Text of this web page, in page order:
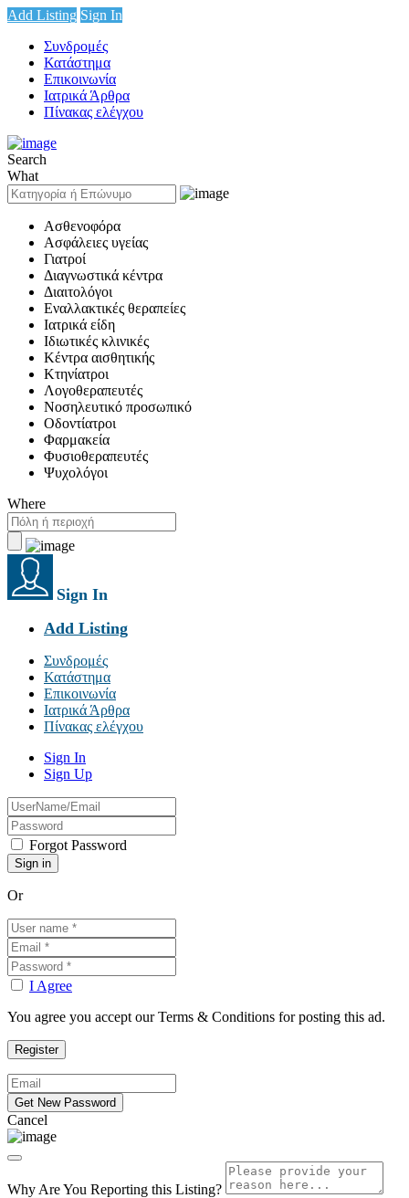
Add Listing Sign In
Συνδρομές
Κατάστημα
Επικοινωνία
Ιατρικά Άρθρα
Πίνακας ελέγχου
Search
What
Ασθενοφόρα
Ασφάλειες υγείας
Γιατροί
Διαγνωστικά κέντρα
Διαιτολόγοι
Εναλλακτικές θεραπείες
Ιατρικά είδη
Ιδιωτικές κλινικές
Κέντρα αισθητικής
Κτηνίατροι
Λογοθεραπευτές
Νοσηλευτικό προσωπικό
Οδοντίατροι
Φαρμακεία
Φυσιοθεραπευτές
Ψυχολόγοι
Where
Sign In
Add Listing
Συνδρομές
Κατάστημα
Επικοινωνία
Ιατρικά Άρθρα
Πίνακας ελέγχου
Sign In
Sign Up
Forgot Password
Or
I Agree
You agree you accept our Terms & Conditions for posting this ad.
Cancel
Why Are You Reporting this Listing?